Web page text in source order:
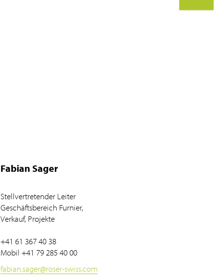
Fabian Sager
Stellvertretender Leiter
Geschäftsbereich Furnier,
Verkauf, Projekte
+41 61 367 40 38
Mobil +41 79 285 40 00
fabian.sager@roser-swiss.com